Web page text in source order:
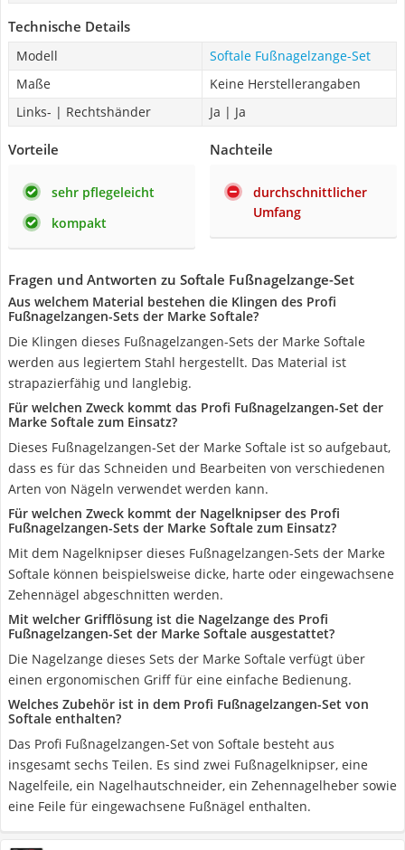
Technische Details
Modell
Softale Fußnagelzange-Set
Maße
Keine Herstellerangaben
Links- | Rechtshänder
Ja | Ja
Vorteile
sehr pflegeleicht
kompakt
Nachteile
durchschnittlicher
Umfang
Fragen und Antworten zu Softale Fußnagelzange-Set
Aus welchem Material bestehen die Klingen des Profi
Fußnagelzangen-Sets der Marke Softale?
Die Klingen dieses Fußnagelzangen-Sets der Marke Softale
werden aus legiertem Stahl hergestellt. Das Material ist
strapazierfähig und langlebig.
Für welchen Zweck kommt das Profi Fußnagelzangen-Set der
Marke Softale zum Einsatz?
Dieses Fußnagelzangen-Set der Marke Softale ist so aufgebaut,
dass es für das Schneiden und Bearbeiten von verschiedenen
Arten von Nägeln verwendet werden kann.
Für welchen Zweck kommt der Nagelknipser des Profi
Fußnagelzangen-Sets der Marke Softale zum Einsatz?
Mit dem Nagelknipser dieses Fußnagelzangen-Sets der Marke
Softale können beispielsweise dicke, harte oder eingewachsene
Zehennägel abgeschnitten werden.
Mit welcher Grifflösung ist die Nagelzange des Profi
Fußnagelzangen-Set der Marke Softale ausgestattet?
Die Nagelzange dieses Sets der Marke Softale verfügt über
einen ergonomischen Griff für eine einfache Bedienung.
Welches Zubehör ist in dem Profi Fußnagelzangen-Set von
Softale enthalten?
Das Profi Fußnagelzangen-Set von Softale besteht aus
insgesamt sechs Teilen. Es sind zwei Fußnagelknipser, eine
Nagelfeile, ein Nagelhautschneider, ein Zehennagelheber sowie
eine Feile für eingewachsene Fußnägel enthalten.